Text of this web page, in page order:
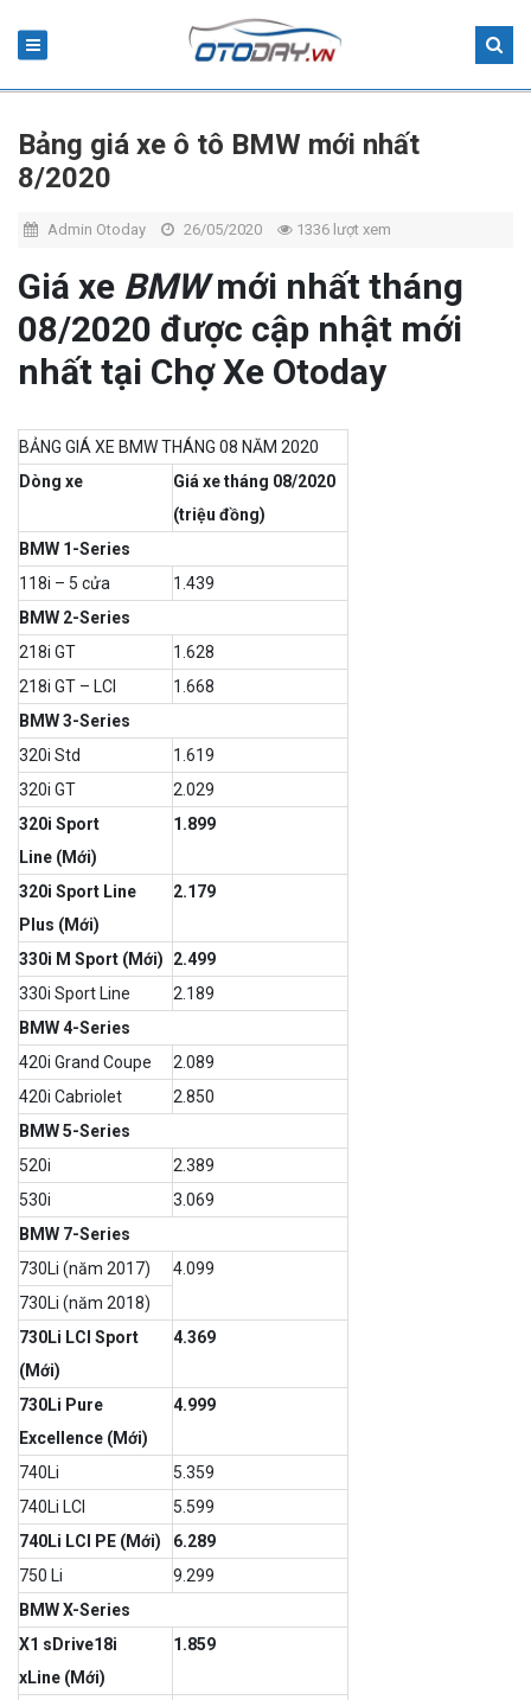
Bảng giá xe ô tô BMW mới nhất
8/2020
Admin Otoday 26/05/2020 1336 lượt xem
Giá xe BMWmới nhất tháng
08/2020 được cập nhật mới
nhất tại Chợ Xe Otoday
BẢNG GIÁ XE BMW THÁNG 08 NĂM 2020
Dòng xe
Giá xe tháng 08/2020
(triệu đồng)
BMW 1-Series
118i – 5 cửa
1.439
BMW 2-Series
218i GT
1.628
218i GT – LCI
1.668
BMW 3-Series
320i Std
1.619
320i GT
2.029
320i Sport
Line (Mới)
1.899
320i Sport Line
Plus (Mới)
2.179
330i M Sport (Mới)
2.499
330i Sport Line
2.189
BMW 4-Series
420i Grand Coupe
2.089
420i Cabriolet
2.850
BMW 5-Series
520i
2.389
530i
3.069
BMW 7-Series
730Li (năm 2017)
4.099
730Li (năm 2018)
730Li LCI Sport
(Mới)
4.369
730Li Pure
Excellence (Mới)
4.999
740Li
5.359
740Li LCI
5.599
740Li LCI PE (Mới)
6.289
750 Li
9.299
BMW X-Series
X1 sDrive18i
xLine (Mới)
1.859